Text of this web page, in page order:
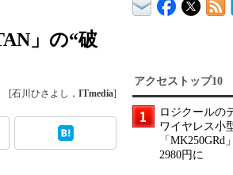
」の“破
[石川ひさよし， ITmedia]
アクセストップ10
ロジクールの
ワイヤレス小
「
2980円に